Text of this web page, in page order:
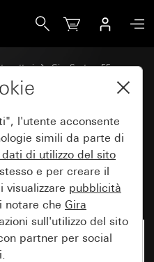
Gira System 55
d'albergo 10
di chiusura a
N
l'utente acconsente
simili da parte di
dati di utilizzo del sito
e per creare il
visualizzare pubblicità
notare che Gira
sull'utilizzo del sito
partner per social